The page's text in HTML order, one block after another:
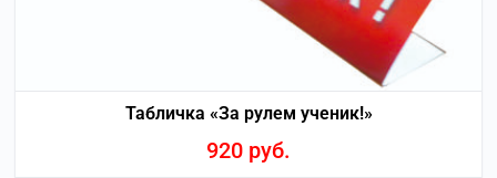
Табличка «За рулем ученик!»
920 руб.